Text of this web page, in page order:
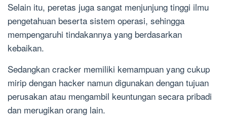
Selain itu, peretas juga sangat menjunjung tinggi ilmu
pengetahuan beserta sistem operasi, sehingga
mempengaruhi tindakannya yang berdasarkan
kebaikan.
Sedangkan cracker memiliki kemampuan yang cukup
mirip dengan hacker namun digunakan dengan tujuan
perusakan atau mengambil keuntungan secara pribadi
dan merugikan orang lain.